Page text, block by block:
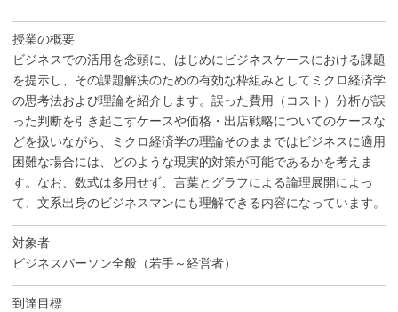
授業の概要
ビジネスでの活用を念頭に、はじめにビジネスケースにおける課題
を提示し、その課題解決のための有効な枠組みとしてミクロ経済学
の思考法および理論を紹介します。誤った費用（コスト）分析が誤
った判断を引き起こすケースや価格・出店戦略についてのケースな
どを扱いながら、ミクロ経済学の理論そのままではビジネスに適用
困難な場合には、どのような現実的対策が可能であるかを考えま
す。なお、数式は多用せず、言葉とグラフによる論理展開によっ
て、文系出身のビジネスマンにも理解できる内容になっています。
対象者
ビジネスパーソン全般（若手～経営者）
到達目標